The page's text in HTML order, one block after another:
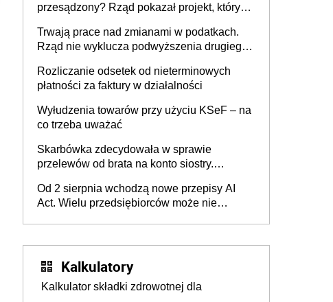
przesądzony? Rząd pokazał projekt, który
Trwają prace nad zmianami w podatkach.
Rząd nie wyklucza podwyższenia drugiego
Rozliczanie odsetek od nieterminowych
płatności za faktury w działalności
Wyłudzenia towarów przy użyciu KSeF – na
co trzeba uważać
Skarbówka zdecydowała w sprawie
przelewów od brata na konto siostry.
darowizna, ale podatku jednak nie będzie
Od 2 sierpnia wchodzą nowe przepisy AI
Act. Wielu przedsiębiorców może nie
Kalkulatory
Kalkulator składki zdrowotnej dla